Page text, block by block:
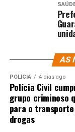
AS
POLÍCIA 4 dias ago
Polícia Civil
grupo criminoso
para o
drogas